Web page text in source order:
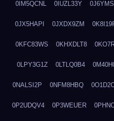
0IM5QCNL 0IUZL33Y
0JX5HAPI 0JXDX9ZM
0KFC83WS 0KHXDLT8
0LPY3G1Z 0LTLQ0B4
0NALSI2P 0NFM8HBQ
0P2UDQV4 0P3WEUER